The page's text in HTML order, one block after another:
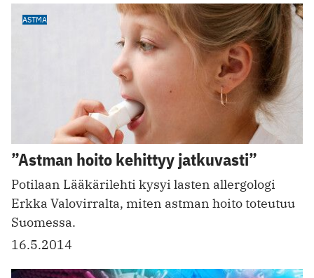
ASTMA
”Astman hoito kehittyy jatkuvasti”
Potilaan Lääkärilehti kysyi lasten allergologi
Erkka Valovirralta, miten astman hoito toteutuu
Suomessa.
16.5.2014